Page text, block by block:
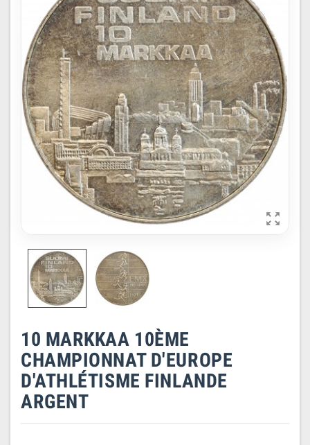

10 MARKKAA 10ÈME
CHAMPIONNAT D'EUROPE
D'ATHLÉTISME FINLANDE
ARGENT